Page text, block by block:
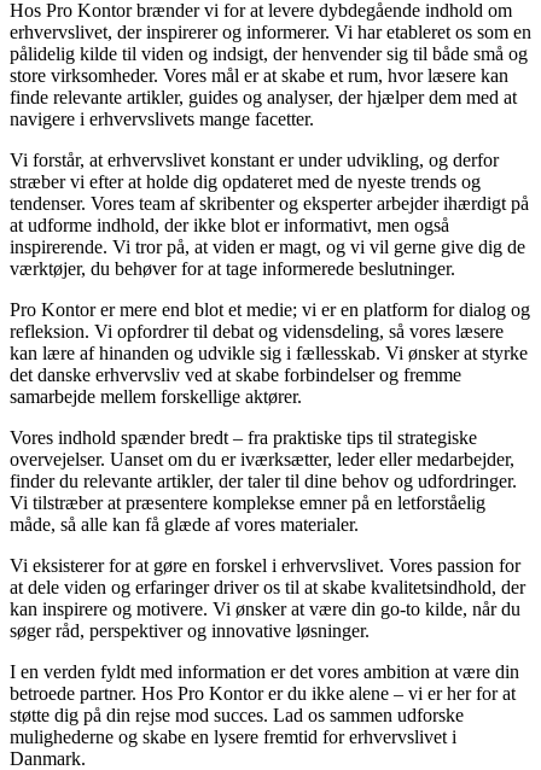
Hos Pro Kontor brænder vi for at levere dybdegående indhold om
erhvervslivet, der inspirerer og informerer. Vi har etableret os som en
pålidelig kilde til viden og indsigt, der henvender sig til både små og
store virksomheder. Vores mål er at skabe et rum, hvor læsere kan
finde relevante artikler, guides og analyser, der hjælper dem med at
navigere i erhvervslivets mange facetter.
Vi forstår, at erhvervslivet konstant er under udvikling, og derfor
stræber vi efter at holde dig opdateret med de nyeste trends og
tendenser. Vores team af skribenter og eksperter arbejder ihærdigt på
at udforme indhold, der ikke blot er informativt, men også
inspirerende. Vi tror på, at viden er magt, og vi vil gerne give dig de
værktøjer, du behøver for at tage informerede beslutninger.
Pro Kontor er mere end blot et medie; vi er en platform for dialog og
refleksion. Vi opfordrer til debat og vidensdeling, så vores læsere
kan lære af hinanden og udvikle sig i fællesskab. Vi ønsker at styrke
det danske erhvervsliv ved at skabe forbindelser og fremme
samarbejde mellem forskellige aktører.
Vores indhold spænder bredt – fra praktiske tips til strategiske
overvejelser. Uanset om du er iværksætter, leder eller medarbejder,
finder du relevante artikler, der taler til dine behov og udfordringer.
Vi tilstræber at præsentere komplekse emner på en letforståelig
måde, så alle kan få glæde af vores materialer.
Vi eksisterer for at gøre en forskel i erhvervslivet. Vores passion for
at dele viden og erfaringer driver os til at skabe kvalitetsindhold, der
kan inspirere og motivere. Vi ønsker at være din go-to kilde, når du
søger råd, perspektiver og innovative løsninger.
I en verden fyldt med information er det vores ambition at være din
betroede partner. Hos Pro Kontor er du ikke alene – vi er her for at
støtte dig på din rejse mod succes. Lad os sammen udforske
mulighederne og skabe en lysere fremtid for erhvervslivet i
Danmark.